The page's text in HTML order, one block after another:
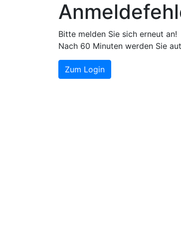
Bitte melden Sie sich erneut an!
Nach 60 Minuten werden Sie
Zum Login